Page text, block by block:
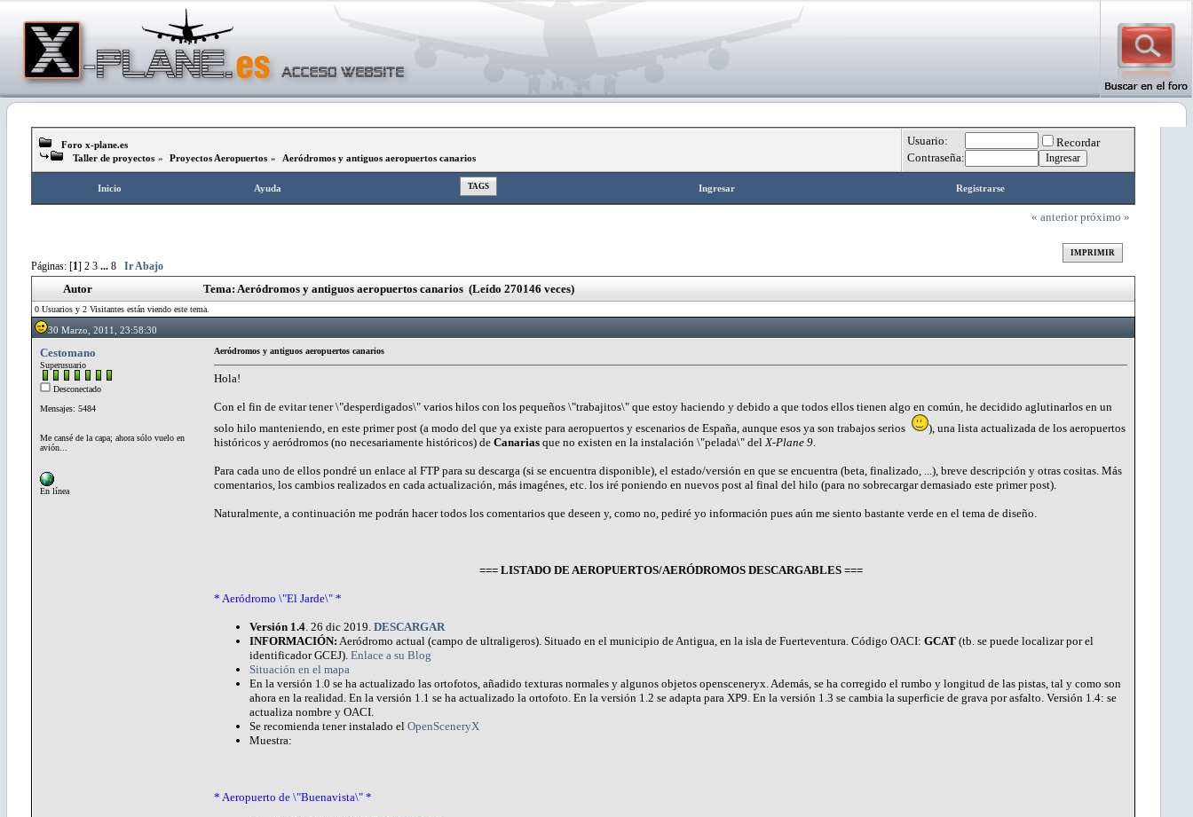
Foro x-plane.es
Taller de proyectos » Proyectos Aeropuertos » Aeródromos y antiguos aeropuertos canarios
Usuario:
Recordar
Contraseña:
Inicio Ayuda TAGS Ingresar Registrarse
Páginas: [1] 2 3 ... 8 Ir Abajo
« anterior próximo »
IMPRIMIR
Autor Tema: Aeródromos y antiguos aeropuertos canarios (Leído 270146 veces)
0 Usuarios y 2 Visitantes están viendo este tema.
30 Marzo, 2011, 23:58:30
Cestomano
Superusuario
Desconectado
Mensajes: 5484
Me cansé de la capa; ahora sólo vuelo en
avión...
En línea
Aeródromos y antiguos aeropuertos canarios
Hola!
Con el fin de evitar tener \"desperdigados\" varios hilos con los pequeños \"trabajitos\" que estoy haciendo y debido a que todos ellos tienen algo en común, he decidido aglutinarlos en un
solo hilo manteniendo, en este primer post (a modo del que ya existe para aeropuertos y escenarios de España, aunque esos ya son trabajos serios
), una lista actualizada de los aeropuertos
históricos y aeródromos (no necesariamente históricos) de Canarias que no existen en la instalación \"pelada\" del X-Plane 9
Para cada uno de ellos pondré un enlace al FTP para su descarga (si se encuentra disponible), el estado/versión en que se encuentra (beta, finalizado, ...), breve descripción y otras cositas. Más
comentarios, los cambios realizados en cada actualización, más imagénes, etc. los iré poniendo en nuevos post al final del hilo (para no sobrecargar demasiado este primer post).
Naturalmente, a continuación me podrán hacer todos los comentarios que deseen y, como no, pediré yo información pues aún me siento bastante verde en el tema de diseño.
=== LISTADO DE AEROPUERTOS/AERÓDROMOS DESCARGABLES ===
* Aeródromo \"El Jarde\" *
Versión 1.4 . 26 dic 2019. DESCARGAR
INFORMACIÓN: Aeródromo actual (campo de ultraligeros). Situado en el municipio de Antigua, en la isla de Fuerteventura. Código OACI: GCAT (tb. se puede localizar por el
identificador GCEJ). Enlace a su Blog
Situación en el mapa
En la versión 1.0 se ha actualizado las ortofotos, añadido texturas normales y algunos objetos opensceneryx. Además, se ha corregido el rumbo y longitud de las pistas, tal y como son
ahora en la realidad. En la versión 1.1 se ha actualizado la ortofoto. En la versión 1.2 se adapta para XP9. En la versión 1.3 se cambia la superficie de grava por asfalto. Versión 1.4: se
actualiza nombre y OACI.
Se recomienda tener instalado el OpenSceneryX
Muestra:
* Aeropuerto de \"Buenavista\" *